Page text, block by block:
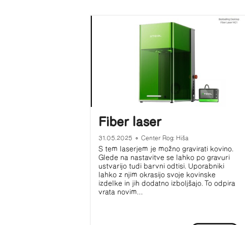
Fiber laser
31.05.2025 • Center Rog: Hiša
S tem laserjem je možno gravirati kovino.
Glede na nastavitve se lahko po gravuri
ustvarijo tudi barvni odtisi. Uporabniki
lahko z njim okrasijo svoje kovinske
izdelke in jih dodatno izboljšajo. To odpira
vrata novim...